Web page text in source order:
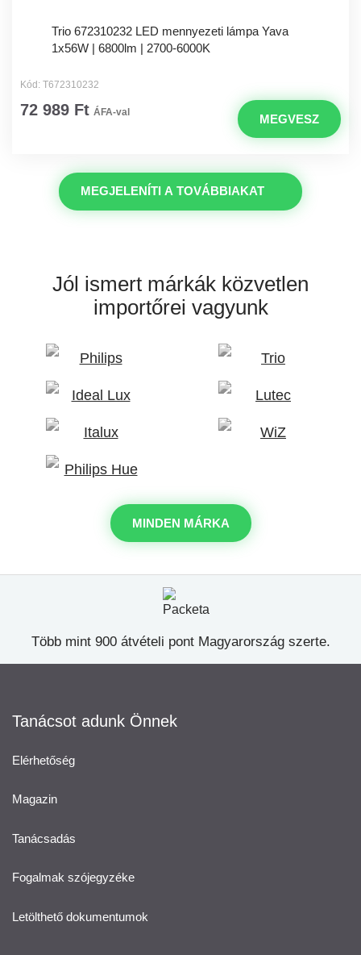
Trio 672310232 LED mennyezeti lámpa Yava
1x56W | 6800lm | 2700-6000K
Kód: T672310232
72 989 Ft ÁFA-val MEGVESZ
MEGJELENÍTI A TOVÁBBIAKAT
Jól ismert márkák közvetlen
importőrei vagyunk
MINDEN MÁRKA
Több mint 900 átvételi pont Magyarország szerte.
Tanácsot adunk Önnek
Elérhetőség
Magazin
Tanácsadás
Fogalmak szójegyzéke
Letölthető dokumentumok